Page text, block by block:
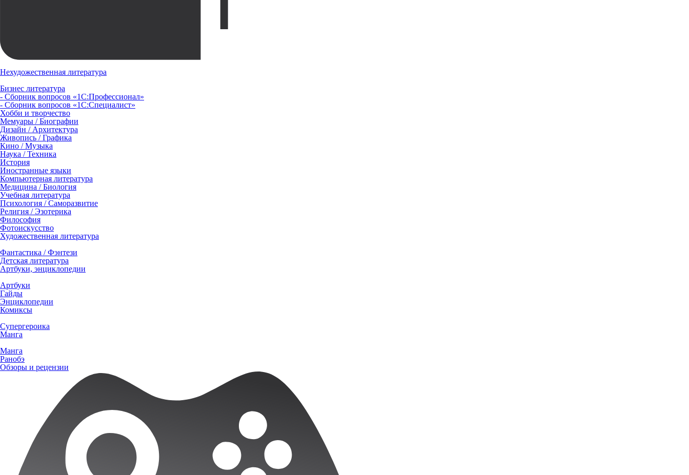
Нехудожественная литература
Бизнес литература
- Сборник вопросов «1С:Профессионал»
- Сборник вопросов «1С:Специалист»
Хобби и творчество
Мемуары / Биографии
Дизайн / Архитектура
Живопись / Графика
Кино / Музыка
Наука / Техника
История
Иностранные языки
Компьютерная литература
Медицина / Биология
Учебная литература
Психология / Саморазвитие
Религия / Эзотерика
Философия
Фотоискусство
Художественная литература
Фантастика / Фэнтези
Детская литература
Артбуки, энциклопедии
Артбуки
Гайды
Энциклопедии
Комиксы
Супергероика
Манга
Манга
Ранобэ
Обзоры и рецензии